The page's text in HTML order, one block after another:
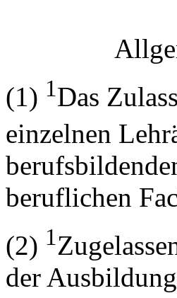
(1) 1Das
einzelnen
beruflichen
(2) 1
der